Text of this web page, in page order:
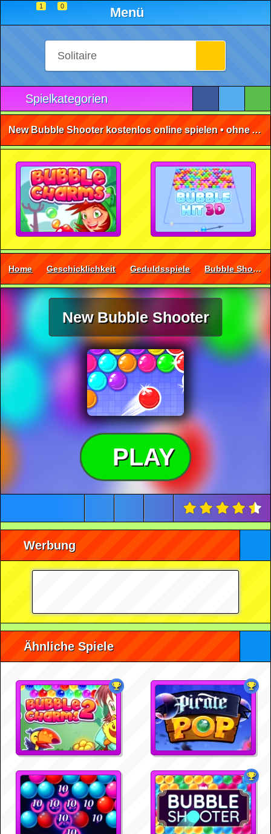
1 0 Menü
Spielkategorien
New Bubble Shooter kostenlos online spielen • ohne Anmeldung 🕹️
Home Geschicklichkeit Geduldsspiele Bubble Shooter
New Bubble Shooter
PLAY
Werbung
Ähnliche Spiele